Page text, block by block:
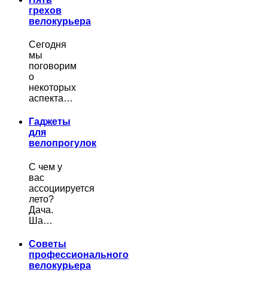
грехов
велокурьера
Сегодня
мы
поговорим
о
некоторых
аспекта…
Гаджеты
для
велопрогулок
С чем у
вас
ассоциируется
лето?
Дача.
Ша…
Советы
профессионального
велокурьера